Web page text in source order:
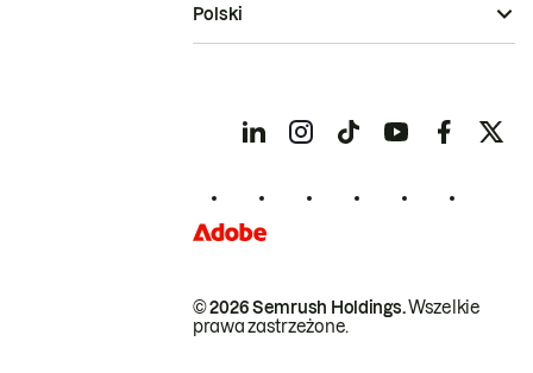
© 2026 Semrush Holdings.Wszelkie
prawa zastrzeżone.
Polski